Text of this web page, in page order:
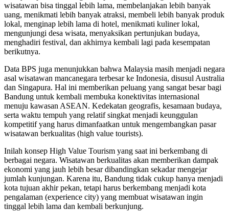
wisatawan bisa tinggal lebih lama, membelanjakan lebih banyak
uang, menikmati lebih banyak atraksi, membeli lebih banyak produk
lokal, menginap lebih lama di hotel, menikmati kuliner lokal,
mengunjungi desa wisata, menyaksikan pertunjukan budaya,
menghadiri festival, dan akhirnya kembali lagi pada kesempatan
berikutnya.
Data BPS juga menunjukkan bahwa Malaysia masih menjadi negara
asal wisatawan mancanegara terbesar ke Indonesia, disusul Australia
dan Singapura. Hal ini memberikan peluang yang sangat besar bagi
Bandung untuk kembali membuka konektivitas internasional
menuju kawasan ASEAN. Kedekatan geografis, kesamaan budaya,
serta waktu tempuh yang relatif singkat menjadi keunggulan
kompetitif yang harus dimanfaatkan untuk mengembangkan pasar
wisatawan berkualitas (high value tourists).
Inilah konsep High Value Tourism yang saat ini berkembang di
berbagai negara. Wisatawan berkualitas akan memberikan dampak
ekonomi yang jauh lebih besar dibandingkan sekadar mengejar
jumlah kunjungan. Karena itu, Bandung tidak cukup hanya menjadi
kota tujuan akhir pekan, tetapi harus berkembang menjadi kota
pengalaman (experience city) yang membuat wisatawan ingin
tinggal lebih lama dan kembali berkunjung.